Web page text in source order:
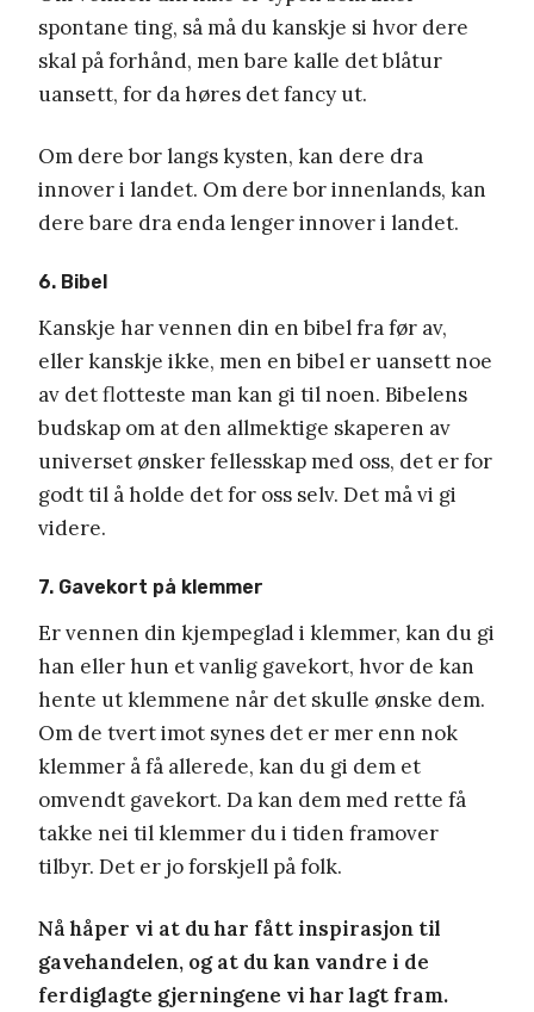
spontane ting, så må du kanskje si hvor dere
skal på forhånd, men bare kalle det blåtur
uansett, for da høres det fancy ut.
Om dere bor langs kysten, kan dere dra
innover i landet. Om dere bor innenlands, kan
dere bare dra enda lenger innover i landet.
6. Bibel
Kanskje har vennen din en bibel fra før av,
eller kanskje ikke, men en bibel er uansett noe
av det flotteste man kan gi til noen. Bibelens
budskap om at den allmektige skaperen av
universet ønsker fellesskap med oss, det er for
godt til å holde det for oss selv. Det må vi gi
videre.
7. Gavekort på klemmer
Er vennen din kjempeglad i klemmer, kan du gi
han eller hun et vanlig gavekort, hvor de kan
hente ut klemmene når det skulle ønske dem.
Om de tvert imot synes det er mer enn nok
klemmer å få allerede, kan du gi dem et
omvendt gavekort. Da kan dem med rette få
takke nei til klemmer du i tiden framover
tilbyr. Det er jo forskjell på folk.
Nå håper vi at du har fått inspirasjon til
gavehandelen, og at du kan vandre i de
ferdiglagte gjerningene vi har lagt fram.